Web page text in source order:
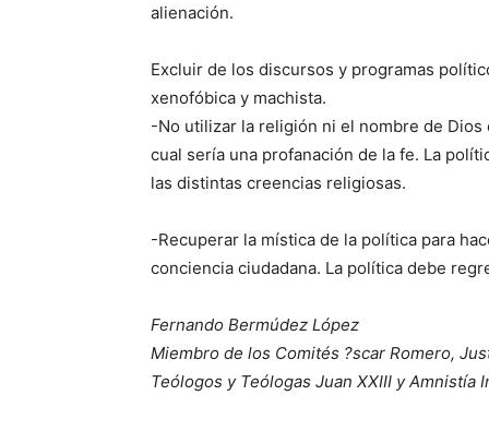
alienación.
Excluir de los discursos y programas
xenofóbica y machista.
-No utilizar la religión ni el nombre de
cual sería una profanación de la fe. La
las distintas creencias religiosas.
-Recuperar la mística de la política para
conciencia ciudadana. La política debe
Fernando Bermúdez López
Miembro de los Comités ?scar Romero,
Teólogos y Teólogas Juan XXIII y Amnistía